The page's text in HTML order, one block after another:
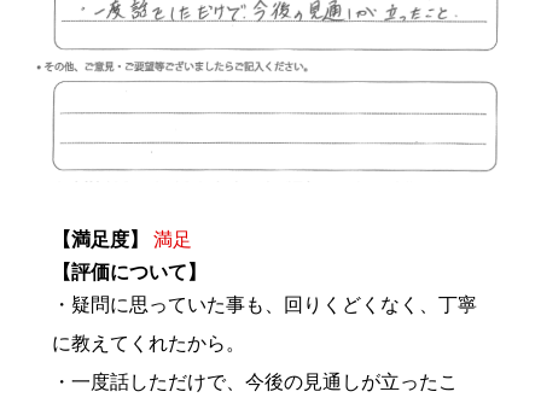
【満足度】
満足
【評価について】
・疑問に思っていた事も、回りくどくなく、丁寧
に教えてくれたから。
・一度話しただけで、今後の見通しが立ったこ